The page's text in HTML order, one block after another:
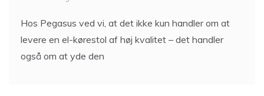
Hos Pegasus ved vi, at det ikke kun handler om at
levere en el-kørestol af høj kvalitet – det handler
også om at yde den